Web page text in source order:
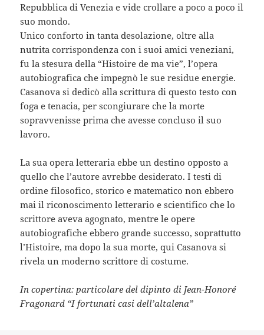
Repubblica di Venezia e vide crollare a poco a poco il
suo mondo.
Unico conforto in tanta desolazione, oltre alla
nutrita corrispondenza con i suoi amici veneziani,
fu la stesura della “Histoire de ma vie”, l’opera
autobiografica che impegnò le sue residue energie.
Casanova si dedicò alla scrittura di questo testo con
foga e tenacia, per scongiurare che la morte
sopravvenisse prima che avesse concluso il suo
lavoro.
La sua opera letteraria ebbe un destino opposto a
quello che l’autore avrebbe desiderato. I testi di
ordine filosofico, storico e matematico non ebbero
mai il riconoscimento letterario e scientifico che lo
scrittore aveva agognato, mentre le opere
autobiografiche ebbero grande successo, soprattutto
l’Histoire, ma dopo la sua morte, qui Casanova si
rivela un moderno scrittore di costume.
In copertina: particolare del dipinto di Jean-Honoré
Fragonard “I fortunati casi dell’altalena”